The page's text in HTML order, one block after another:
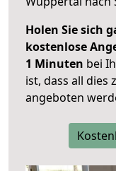
Holen Sie sich
kostenlose
1 Minuten bei
ist, dass all dies
angeboten